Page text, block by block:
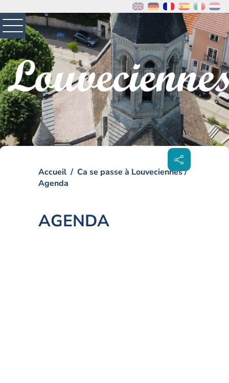
MENU
PRINCIPAL
Visiter la page accueil du site de Louveciennes
Accueil
Ca se passe à Louveciennes
Agenda
Partager
sur les
réseaux
sociaux
AGENDA